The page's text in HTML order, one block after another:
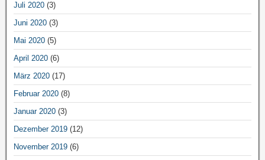
Juli 2020 (3)
Juni 2020 (3)
Mai 2020 (5)
April 2020 (6)
März 2020 (17)
Februar 2020 (8)
Januar 2020 (3)
Dezember 2019 (12)
November 2019 (6)